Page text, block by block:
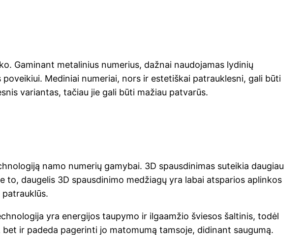
Gaminant metalinius numerius, dažnai naudojamas lydinių
Mediniai numeriai, nors ir estetiškai patrauklesni, gali būti
variantas, tačiau jie gali būti mažiau patvarūs.
namo numerių gamybai. 3D spausdinimas suteikia daugiau
daugelis 3D spausdinimo medžiagų yra labai atsparios aplinkos
yra energijos taupymo ir ilgaamžio šviesos šaltinis, todėl
ir padeda pagerinti jo matomumą tamsoje, didinant saugumą.